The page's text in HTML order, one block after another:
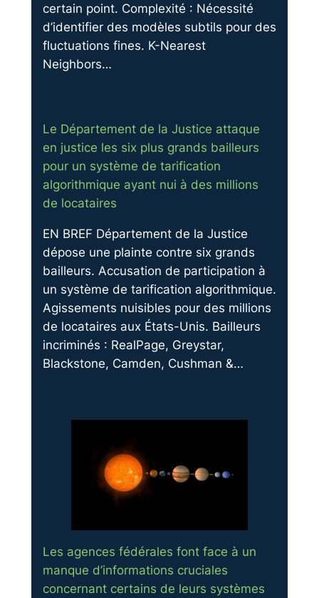
certain point. Complexité : Nécessité
d’identifier des modèles subtils pour des
fluctuations fines. K-Nearest
Neighbors…
Le Département de la Justice attaque
en justice les six plus grands bailleurs
pour un système de tarification
algorithmique ayant nui à des millions
de locataires
EN BREF Département de la Justice
dépose une plainte contre six grands
bailleurs. Accusation de participation à
un système de tarification algorithmique.
Agissements nuisibles pour des millions
de locataires aux États-Unis. Bailleurs
incriminés : RealPage, Greystar,
Blackstone, Camden, Cushman &…
Les agences fédérales font face à un
manque d’informations cruciales
concernant certains de leurs systèmes